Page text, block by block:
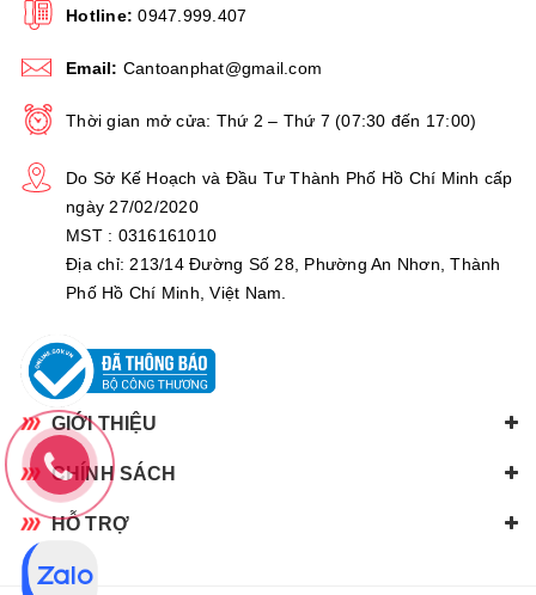
Hotline: 0947.999.407
Email: Cantoanphat@gmail.com
Thời gian mở cửa: Thứ 2 – Thứ 7 (07:30 đến 17:00)
Do Sở Kế Hoạch và Đầu Tư Thành Phố Hồ Chí Minh cấp
ngày 27/02/2020
MST : 0316161010
Địa chỉ: 213/14 Đường Số 28, Phường An Nhơn, Thành
Phố Hồ Chí Minh, Việt Nam.
GIỚI THIỆU
CHÍNH SÁCH
HỖ TRỢ